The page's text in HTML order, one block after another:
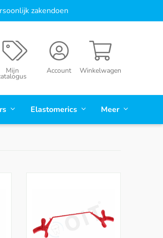
zakendoen
Winkelwagen
Account
Mijn
Elastomerics Meer